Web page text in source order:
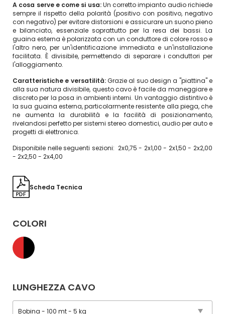
A cosa serve e come si usa:Un corretto impianto audio richiede
sempre il rispetto della polarità (positivo con positivo, negativo
con negativo) per evitare distorsioni e assicurare un suono pieno
e bilanciato, essenziale soprattutto per la resa dei bassi. La
guaina esterna è polarizzata con un conduttore di colore rosso e
l'altro nero, per un'identificazione immediata e un'installazione
facilitata. È divisibile, permettendo di separare i conduttori per
l'alloggiamento.
Caratteristiche e versatilità:Grazie al suo design a "piattina" e
alla sua natura divisibile, questo cavo è facile da maneggiare e
discreto per la posa in ambienti interni. Un vantaggio distintivo è
la sua guaina esterna, particolarmente resistente alla piega, che
ne aumenta la durabilità e la facilità di posizionamento,
rivelandosi perfetto per sistemi stereo domestici, audio per auto e
progetti di elettronica.
Disponibile nelle seguenti sezioni: 2x0,75 - 2x1,00 - 2x1,50 - 2x2,00
- 2x2,50 - 2x4,00
Scheda Tecnica
COLORI
LUNGHEZZA CAVO